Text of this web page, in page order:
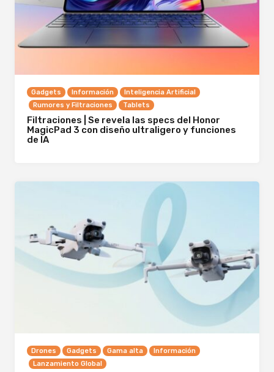
Gadgets Información
Inteligencia Artificial
Rumores y Filtraciones
Tablets
Filtraciones | Se revela las specs del Honor
MagicPad 3 con diseño ultraligero y funciones
de IA
Drones Gadgets Gama alta
Información
Lanzamiento Global